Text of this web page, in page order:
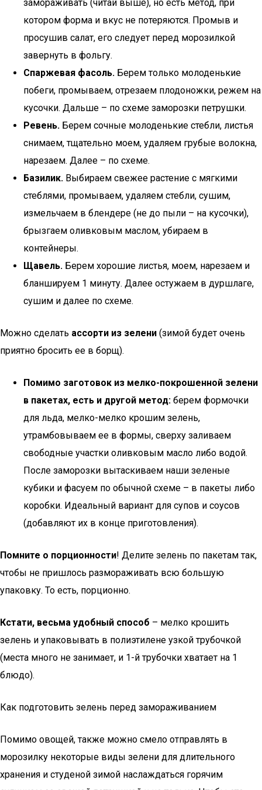
замораживать (читай выше), но есть метод, при
котором форма и вкус не потеряются. Промыв и
просушив салат, его следует перед морозилкой
завернуть в фольгу.
Спаржевая фасоль. Берем только молоденькие
побеги, промываем, отрезаем плодоножки, режем на
кусочки. Дальше – по схеме заморозки петрушки.
Ревень. Берем сочные молоденькие стебли, листья
снимаем, тщательно моем, удаляем грубые волокна,
нарезаем. Далее – по схеме.
Базилик. Выбираем свежее растение с мягкими
стеблями, промываем, удаляем стебли, сушим,
измельчаем в блендере (не до пыли – на кусочки),
брызгаем оливковым маслом, убираем в
контейнеры.
Щавель. Берем хорошие листья, моем, нарезаем и
бланшируем 1 минуту. Далее остужаем в дуршлаге,
сушим и далее по схеме.
Можно сделать ассорти из зелени (зимой будет очень
приятно бросить ее в борщ).
Помимо заготовок из мелко-покрошенной зелени
в пакетах, есть и другой метод: берем формочки
для льда, мелко-мелко крошим зелень,
утрамбовываем ее в формы, сверху заливаем
свободные участки оливковым масло либо водой.
После заморозки вытаскиваем наши зеленые
кубики и фасуем по обычной схеме – в пакеты либо
коробки. Идеальный вариант для супов и соусов
(добавляют их в конце приготовления).
Помните о порционности! Делите зелень по пакетам так,
чтобы не пришлось размораживать всю большую
упаковку. То есть, порционно.
Кстати, весьма удобный способ – мелко крошить
зелень и упаковывать в полиэтилене узкой трубочкой
(места много не занимает, и 1-й трубочки хватает на 1
блюдо).
Как подготовить зелень перед замораживанием
Помимо овощей, также можно смело отправлять в
морозилку некоторые виды зелени для длительного
хранения и студеной зимой наслаждаться горячим